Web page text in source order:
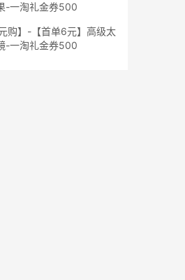
-一淘礼金券500
购】-【首单6元】高级太
-一淘礼金券500